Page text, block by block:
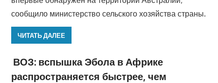
сообщило министерство сельского хозяйства страны.
ЧИТАТЬ ДАЛЕЕ
ВОЗ: вспышка Эбола в Африке
распространяется быстрее, чем